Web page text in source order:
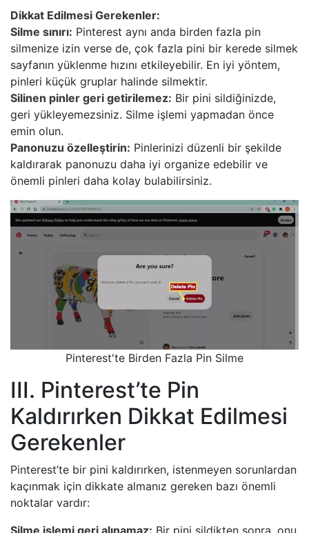
Dikkat Edilmesi Gerekenler:
Silme sınırı: Pinterest aynı anda birden fazla pin
silmenize izin verse de, çok fazla pini bir kerede silmek
sayfanın yüklenme hızını etkileyebilir. En iyi yöntem,
pinleri küçük gruplar halinde silmektir.
Silinen pinler geri getirilemez: Bir pini sildiğinizde,
geri yükleyemezsiniz. Silme işlemi yapmadan önce
emin olun.
Panonuzu özelleştirin: Pinlerinizi düzenli bir şekilde
kaldırarak panonuzu daha iyi organize edebilir ve
önemli pinleri daha kolay bulabilirsiniz.
Pinterest'te Birden Fazla Pin Silme
III. Pinterest’te Pin
Kaldırırken Dikkat Edilmesi
Gerekenler
Pinterest’te bir pini kaldırırken, istenmeyen sorunlardan
kaçınmak için dikkate almanız gereken bazı önemli
noktalar vardır:
Silme işlemi geri alınamaz: Bir pini sildikten sonra, onu